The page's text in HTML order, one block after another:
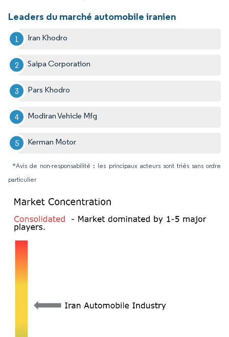
Leaders du marché automobile iranien
Iran Khodro
Saipa Corporation
Pars Khodro
Modiran Vehicle Mfg
Kerman Motor
*Avis de non-responsabilité : les principaux acteurs sont triés sans ordre
particulier